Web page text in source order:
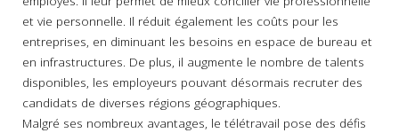
et vie personnelle. Il réduit également les coûts pour les
entreprises, en diminuant les besoins en espace de bureau et
en infrastructures. De plus, il augmente le nombre de talents
disponibles, les employeurs pouvant désormais recruter des
candidats de diverses régions géographiques.
Malgré ses nombreux avantages, le télétravail pose des défis